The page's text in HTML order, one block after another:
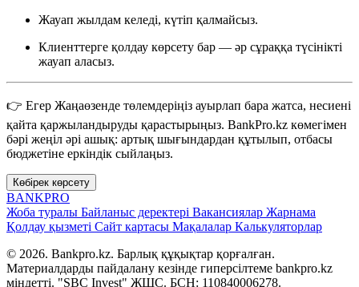
Жауап жылдам келеді, күтіп қалмайсыз.
Клиенттерге қолдау көрсету бар — әр сұраққа түсінікті
жауап аласыз.
👉 Егер Жаңаөзенде төлемдеріңіз ауырлап бара жатса, несиені
қайта қаржыландыруды қарастырыңыз. BankPro.kz көмегімен
бәрі жеңіл әрі ашық: артық шығындардан құтылып, отбасы
бюджетіне еркіндік сыйлаңыз.
Көбірек көрсету
BANKPRO
Жоба туралы Байланыс деректері Вакансиялар Жарнама
Қолдау қызметі Сайт картасы Мақалалар Калькуляторлар
© 2026. Bankpro.kz. Барлық құқықтар қорғалған.
Материалдарды пайдалану кезінде гиперсілтеме bankpro.kz
міндетті. "SBC Invest" ЖШС. БСН: 110840006278.